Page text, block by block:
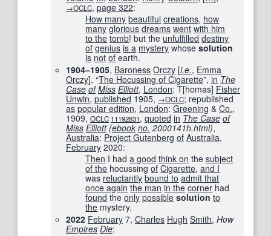
→OCLC, page 322:
How many beautiful creations, how
many glorious dreams went with him
to the tomb! but the unfulfilled destiny
of genius is a mystery whosesolution
is not of earth.
1904–1905, Baroness Orczy [i.e., Emma
Orczy], “The Hocussing of Cigarette”, in The
Case of Miss Elliott, London: T[homas] Fisher
Unwin, published 1905, →OCLC; republished
as popular edition, London: Greening & Co.,
1909, OCLC 11192831, quoted in The Case of
Miss Elliott(ebook no. 2000141h.html),
Australia: Project Gutenberg of Australia,
February 2020:
Then I hada good think on thesubject
of the hocussingof Cigarette,and I
was reluctantly bound to admit that
once again the man in the corner had
found theonly possible solution to
the mystery.
2022 February 7, Charles Hugh Smith, How
Empires Die‎: